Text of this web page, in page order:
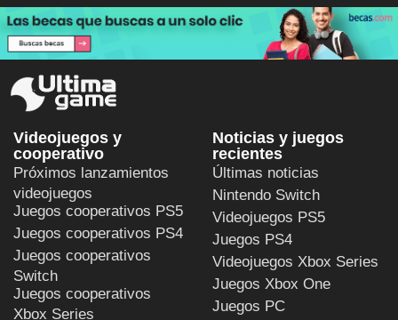
Videojuegos y
cooperativo
Próximos lanzamientos
videojuegos
Juegos cooperativos PS5
Juegos cooperativos PS4
Juegos cooperativos
Switch
Juegos cooperativos
Xbox Series
Noticias y juegos
recientes
Últimas noticias
Nintendo Switch
Videojuegos PS5
Juegos PS4
Videojuegos Xbox Series
Juegos Xbox One
Juegos PC